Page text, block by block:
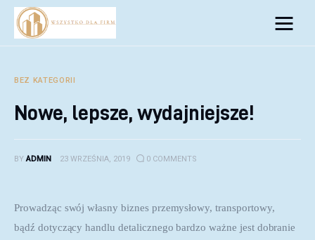
Biznes
Inwestycje
Rozwój
BEZ KATEGORII
Nowe, lepsze, wydajniejsze!
BY ADMIN 23 WRZEŚNIA, 2019 0 COMMENTS
Prowadząc swój własny biznes przemysłowy, transportowy,
bądź dotyczący handlu detalicznego bardzo ważne jest dobranie